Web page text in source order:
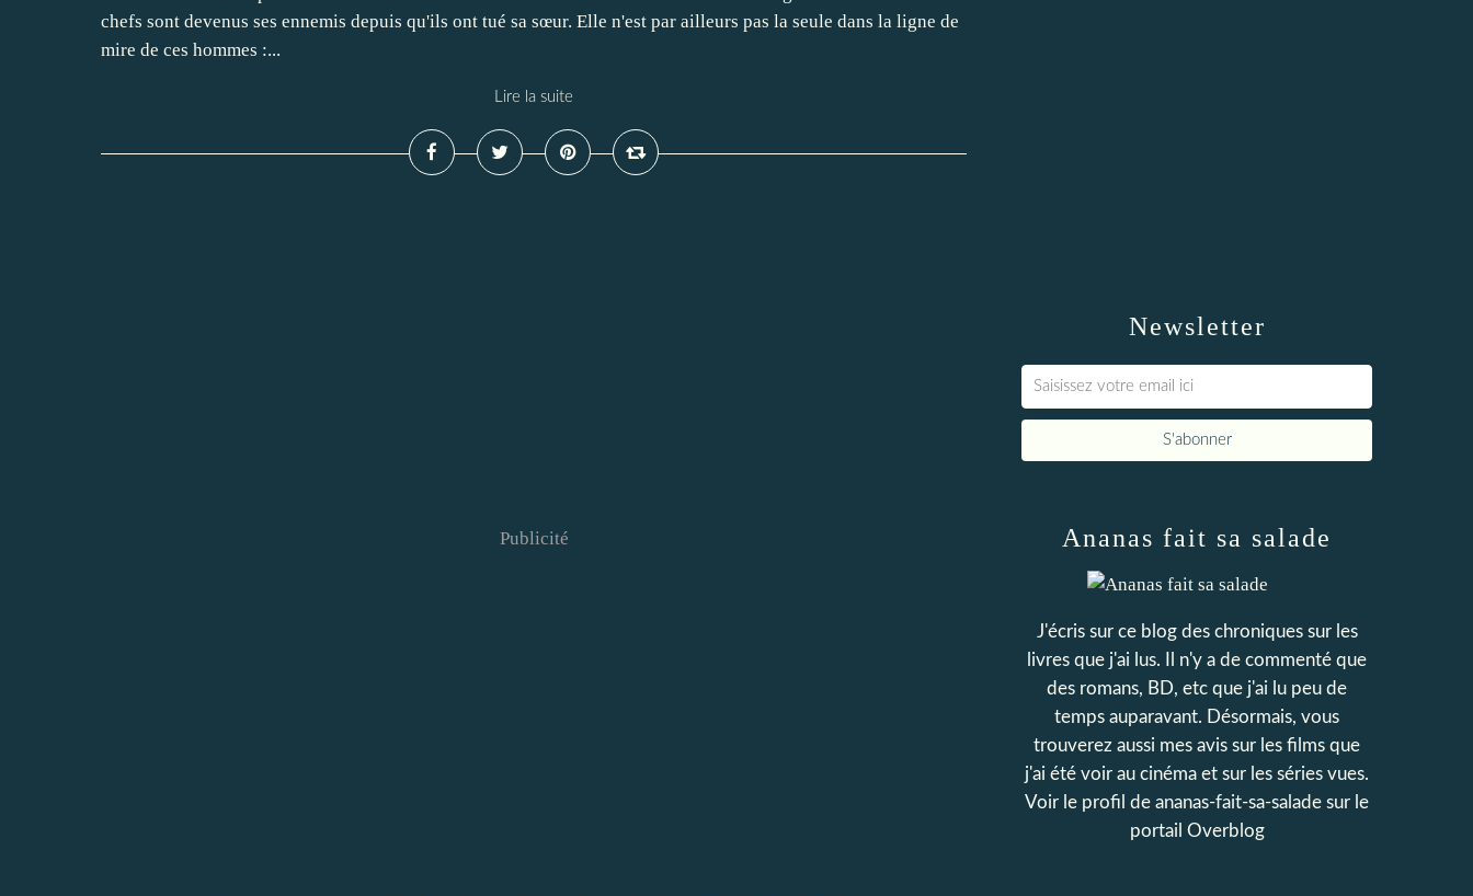
chefs sont devenus ses ennemis depuis qu'ils ont tué sa sœur. Elle n'est par ailleurs pas la seule dans la ligne de
mire de ces hommes :...
Lire la suite
Publicité
Newsletter
Ananas fait sa salade
J'écris sur ce blog des chroniques sur les
livres que j'ai lus. Il n'y a de commenté que
des romans, BD, etc que j'ai lu peu de
temps auparavant. Désormais, vous
trouverez aussi mes avis sur les films que
j'ai été voir au cinéma et sur les séries vues.
Voir le profil de ananas-fait-sa-salade sur le
portail Overblog